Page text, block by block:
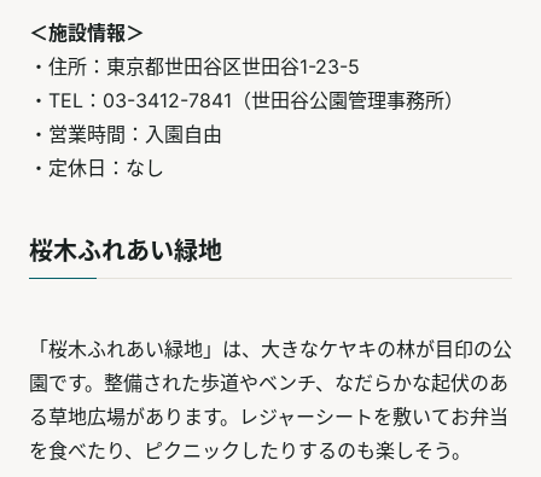
＜施設情報＞
・住所：東京都世田谷区世田谷1-23-5
・TEL：03-3412-7841（世田谷公園管理事務所）
・営業時間：入園自由
・定休日：なし
桜木ふれあい緑地
「桜木ふれあい緑地」は、大きなケヤキの林が目印の公
園です。整備された歩道やベンチ、なだらかな起伏のあ
る草地広場があります。レジャーシートを敷いてお弁当
を食べたり、ピクニックしたりするのも楽しそう。